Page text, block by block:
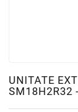
UNITATE
SM18H2R32